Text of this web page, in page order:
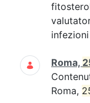
Roma,
Roma,